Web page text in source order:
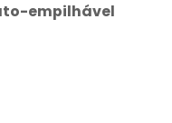
empilhável